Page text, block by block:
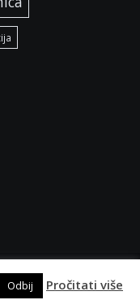
Odbij Pročitati više